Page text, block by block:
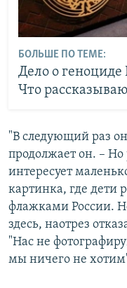
БОЛЬШЕ ПО ТЕМЕ:
Дело о
Что
"В следующий раз
продолжает он. –
интересует
картинка, где дети
флажками России.
здесь, наотрез
"Нас не
мы ничего не